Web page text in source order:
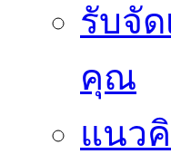
รับจั
คุณ
แนว